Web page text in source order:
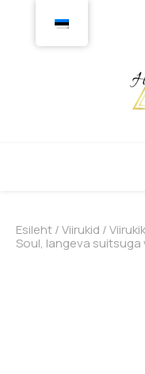
Esileht/Viirukid /
Soul, langeva suitsuga